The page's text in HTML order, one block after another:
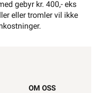
gebyr kr. 400,- eks
eller tromler vil ikke
OM OSS